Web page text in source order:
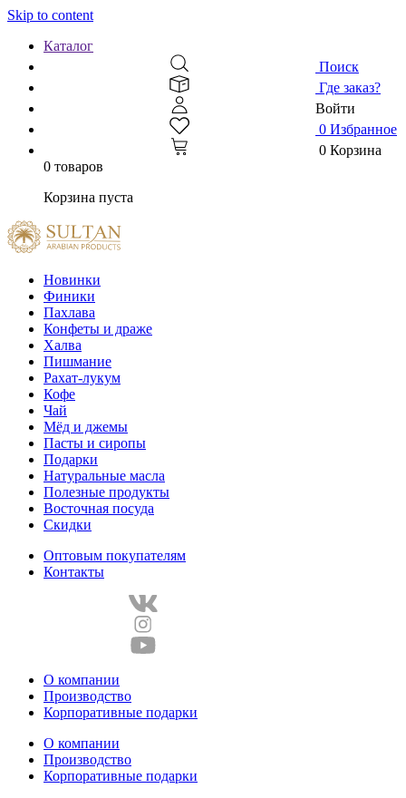
Skip to content
Каталог
Поиск
Где заказ?
Войти
0 Избранное
0 Корзина
0 товаров
Корзина пуста
Новинки
Финики
Пахлава
Конфеты и драже
Халва
Пишмание
Рахат-лукум
Кофе
Чай
Мёд и джемы
Пасты и сиропы
Подарки
Натуральные масла
Полезные продукты
Восточная посуда
Скидки
Оптовым покупателям
Контакты
О компании
Производство
Корпоративные подарки
О компании
Производство
Корпоративные подарки